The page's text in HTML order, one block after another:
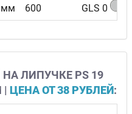
мм 600 GLS 0
ЛИПУЧКЕ PS 19
| ЦЕНА ОТ 38 РУБЛЕЙ: